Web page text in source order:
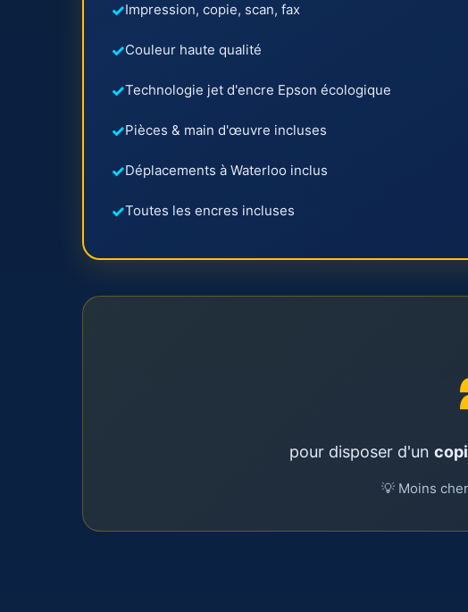
Impression, copie, scan, fax
Couleur haute qualité
Technologie jet d'encre Epson écologique
Pièces & main d'œuvre incluses
Déplacements à Waterloo inclus
Toutes les encres incluses
pour disposer d'un
💡 Moins